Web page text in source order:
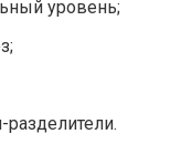
уровень;
разделители.